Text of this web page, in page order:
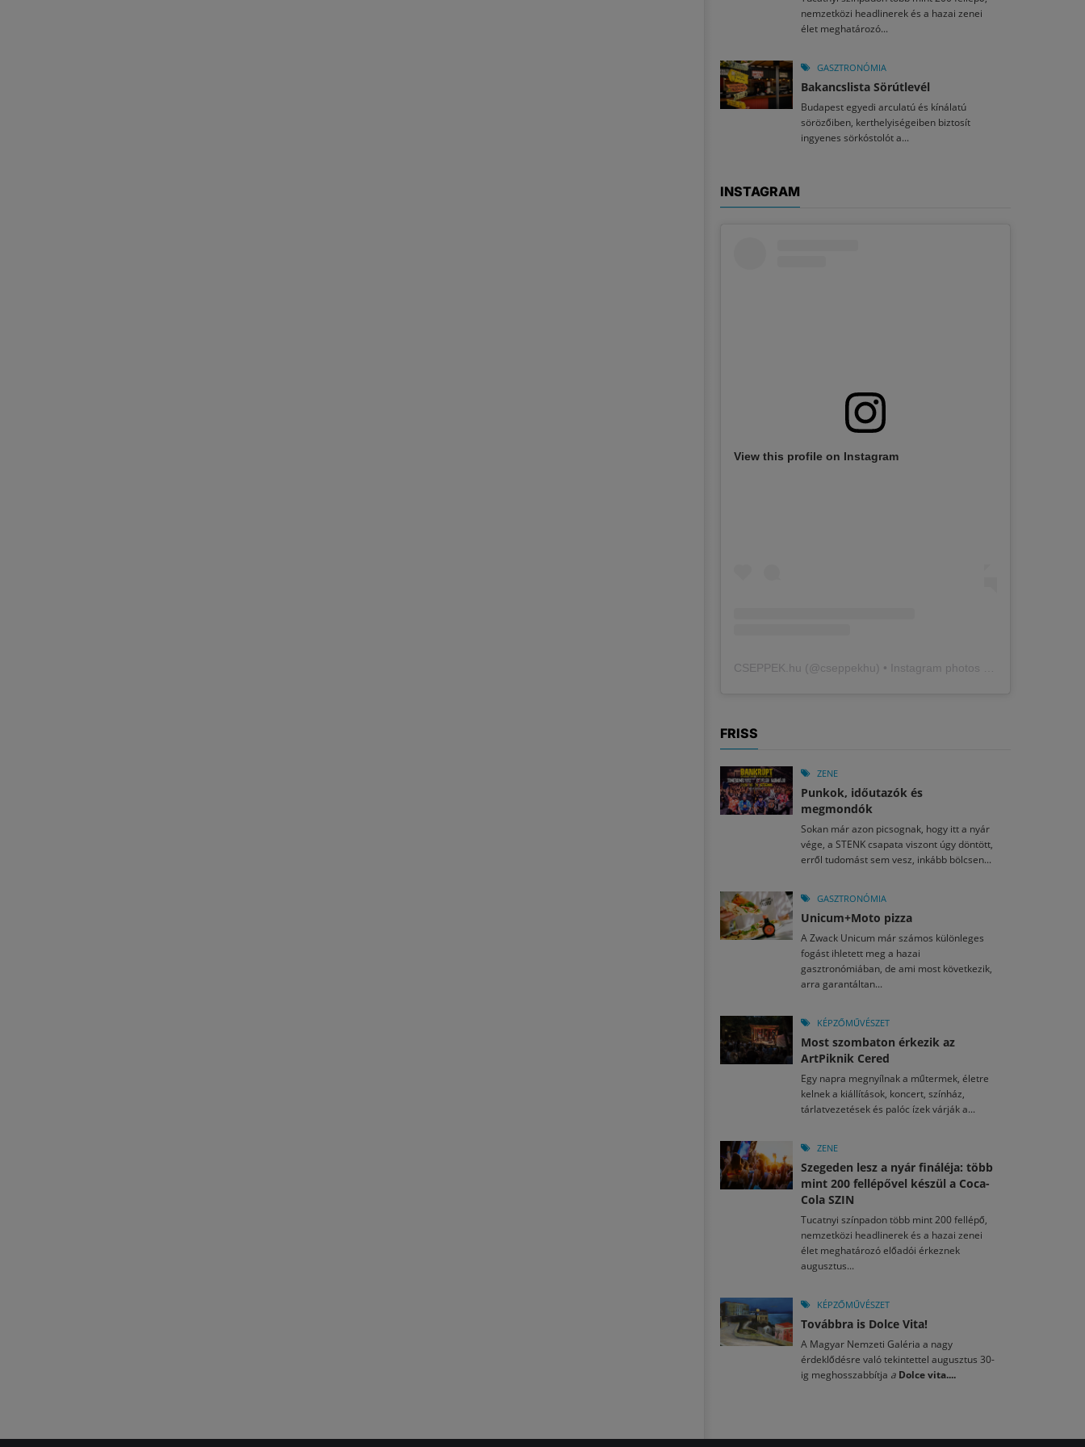
nemzetközi headlinerek és a hazai zenei
élet meghatározó...
GASZTRONÓMIA
Bakancslista Sörútlevél
Budapest egyedi arculatú és kínálatú
sörözőiben, kerthelyiségeiben biztosít
ingyenes sörkóstolót a...
INSTAGRAM
View this profile on Instagram
CSEPPEK.hu (@cseppekhu ) • Instagram photos and videos
FRISS
ZENE
Punkok, időutazók és
megmondók
Sokan már azon picsognak, hogy itt a nyár
vége, a STENK csapata viszont úgy döntött,
erről tudomást sem vesz, inkább bölcsen...
GASZTRONÓMIA
Unicum+Moto pizza
A Zwack Unicum már számos különleges
fogást ihletett meg a hazai
gasztronómiában, de ami most következik,
arra garantáltan...
KÉPZŐMŰVÉSZET
Most szombaton érkezik az
ArtPiknik Cered
Egy napra megnyílnak a műtermek, életre
kelnek a kiállítások, koncert, színház,
tárlatvezetések és palóc ízek várják a...
ZENE
Szegeden lesz a nyár fináléja: több
mint 200 fellépővel készül a Coca-
Cola SZIN
Tucatnyi színpadon több mint 200 fellépő,
nemzetközi headlinerek és a hazai zenei
élet meghatározó előadói érkeznek
augusztus...
KÉPZŐMŰVÉSZET
Továbbra is Dolce Vita!
A Magyar Nemzeti Galéria a nagy
érdeklődésre való tekintettel augusztus 30-
ig meghosszabbítja a Dolce vita....